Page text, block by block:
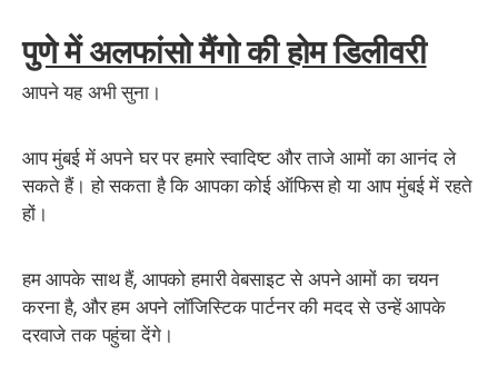
पुणे में अलफांसो मैंगो की होम डिलीवरी
आपने यह अभी सुना।
आप मुंबई में अपने घर पर हमारे स्वादिष्ट और ताजे आमों का आनंद ले
सकते हैं। हो सकता है कि आपका कोई ऑफिस हो या आप मुंबई में रहते
हों।
हम आपके साथ हैं, आपको हमारी वेबसाइट से अपने आमों का चयन
करना है, और हम अपने लॉजिस्टिक पार्टनर की मदद से उन्हें आपके
दरवाजे तक पहुंचा देंगे।